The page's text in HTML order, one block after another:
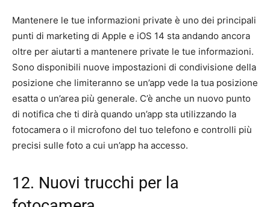
Mantenere le tue informazioni private è uno dei principali
punti di marketing di Apple e iOS 14 sta andando ancora
oltre per aiutarti a mantenere private le tue informazioni.
Sono disponibili nuove impostazioni di condivisione della
posizione che limiteranno se un’app vede la tua posizione
esatta o un’area più generale. C’è anche un nuovo punto
di notifica che ti dirà quando un’app sta utilizzando la
fotocamera o il microfono del tuo telefono e controlli più
precisi sulle foto a cui un’app ha accesso.
12. Nuovi trucchi per la